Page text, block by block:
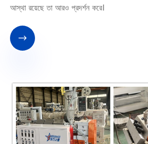
আস্থা রয়েছে তা আরও প্রদর্শন করে।
